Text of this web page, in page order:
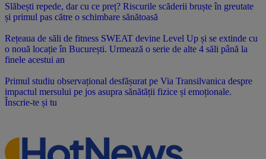
Slăbești repede, dar cu ce preț? Riscurile scăderii bruște în greutate
și primul pas către o schimbare sănătoasă
Rețeaua de săli de fitness SWEAT devine Level Up și se extinde cu
o nouă locație în București. Urmează o serie de alte 4 săli până la
finele acestui an
Primul studiu observațional desfășurat pe Via Transilvanica despre
impactul mersului pe jos asupra sănătății fizice și emoționale.
Înscrie-te și tu